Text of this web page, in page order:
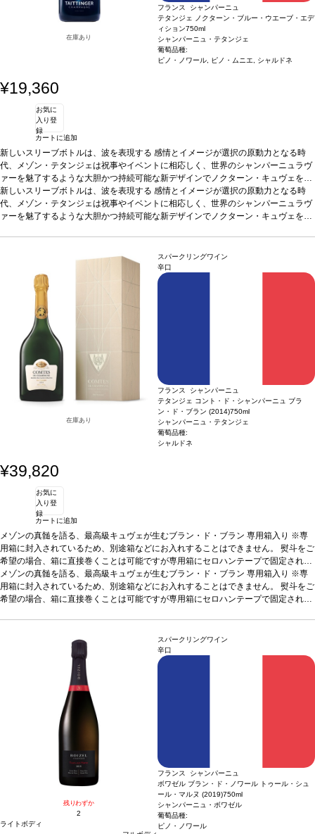
在庫あり
フランス シャンパーニュ
テタンジェ ノクターン・ブルー・ウエーブ・エデ
ィション750ml
シャンパーニュ・テタンジェ
葡萄品種:
ピノ・ノワール, ピノ・ムニエ, シャルドネ
¥19,360
お気に
入り登
録
カートに追加
新しいスリーブボトルは、波を表現する 感情とイメージが選択の原動力となる時
代、メゾン・テタンジェは祝事やイベントに相応しく、世界のシャンパーニュラヴ
ァーを魅了するような大胆かつ持続可能な新デザインでノクターン・キュヴェを刷
新夜を照らし彩るデザイン刺激的な夜のエネルギーを捉えている大胆なデザイン
は、動くスペクトログラムに着想し、輝く波と視覚的な脈動を想起させる。これ
は、最高潮の熱狂と静寂の狭間を行き来するナイトライフを、グラフィックな隠喩
で上品な模様が、夜になるとその魔法を解き放つ。あらゆる祝祭の瞬間を彩り、一
本一本のボトルを真のスペクタクルへと変え、人々を夢中にさせる。
込むシグネチャーワイン
ノクターン・ブルー・ウエーブ・エディションは、強烈で
印象的なビジュアルと独自の感覚体験を融合させ、目の肥えたシャンパーニュラヴ
ァーを魅了する。 パーティーで映える、光で波が躍動するスペクタクルなボトル
葡萄品種黄桃、ドライアプリコットの魅惑的なアロマを示す、輝く淡いイエローカ
ラー。レーズンやシロップ漬け果実の風味が口中を満たし、芳醇な甘み、滑らかな
クリーミーさが絶え間なく続く。
シャルドネ 40%
新しいスリーブボトルは、波を表現する 感情とイメージが選択の原動力となる時
代、メゾン・テタンジェは祝事やイベントに相応しく、世界のシャンパーニュラヴ
ァーを魅了するような大胆かつ持続可能な新デザインでノクターン・キュヴェを刷
は、最高潮の熱狂と静寂の狭間を行き来するナイトライフを、グラフィックな隠喩
として表現。ブラックライトを当てると、スリーブは独自インクにより光り輝き、
波は生き生きと動き出し、パーティーのリズムに合わせて振動する。 昼間は控えめ
で上品な模様が、夜になるとその魔法を解き放つ。あらゆる祝祭の瞬間を彩り、一
本一本のボトルを真のスペクタクルへと変え、人々を夢中にさせる。
込むシグネチャーワイン
印象的なビジュアルと独自の感覚体験を融合させ、目の肥えたシャンパーニュラヴ
葡萄品種
黄桃、ドライアプリコットの魅惑的なアロマを示す、輝く淡いイエローカ
ラー。レーズンやシロップ漬け果実の風味が口中を満たし、芳醇な甘み、滑らかな
クリーミーさが絶え間なく続く。
葡萄品種
シャルドネ 40%
在庫あり
スパークリングワイン
辛口
フランス シャンパーニュ
テタンジェ コント・ド・シャンパーニュ ブラ
ン・ド・ブラン (2014)750ml
シャンパーニュ・テタンジェ
葡萄品種:
シャルドネ
¥39,820
お気に
入り登
録
カートに追加
メゾンの真髄を語る、最高級キュヴェが生むブラン・ド・ブラン 専用箱入り ※専
用箱に封入されているため、別途箱などにお入れすることはできません。 熨斗をご
希望の場合、箱に直接巻くことは可能ですが専用箱にセロハンテープで固定されま
すので、ご了承ください。 熨斗をご希望の場合はコメント欄へ、結び(蝶結びor結
び切り)・上部表書き記載文言・下部お名入れの有無(入れる場合は記載名)をご指定
ください。テイスティングノート黄色と銀色がクリスタルのように輝き、きめ細
ゲ、ヘーゼルナッツ、アーモンドのトーストした風味が加わる。開くと柑橘類、白
い花、白果実、ボタニカルアロマの含みに、力強さが余すところなく表れる。口に
含むと、滑らかな泡に包み込まれ、落ち着いたパワーが感じられる。傑出した垂涎
のフレッシュさと見事なストラクチャーを持ち、洗練された苦味と塩味を含む長い
余韻のフィニッシュが続く。軽やかな要素が織りなす素晴らしいストラクチャー
に、洗練された苦味と塩の長い余韻が残る。
シーフード、甲殻類、魚の前菜などと好相性
メゾンの真髄を語る、最高級キュヴェが生むブラン・ド・ブラン 専用箱入り ※専
用箱に封入されているため、別途箱などにお入れすることはできません。 熨斗をご
希望の場合、箱に直接巻くことは可能ですが専用箱にセロハンテープで固定されま
テイスティングノート
黄色と銀色がクリスタルのように輝き、きめ細
やかで繊細な泡が滑らかに立ち上る。ノーズは石灰やミネラルが際立ち、テロワー
ルへの思いを馳せる。ブリオッシュやペイストリーが幅広く漂い、レモンメレン
ゲ、ヘーゼルナッツ、アーモンドのトーストした風味が加わる。開くと柑橘類、白
い花、白果実、ボタニカルアロマの含みに、力強さが余すところなく表れる。口に
含むと、滑らかな泡に包み込まれ、落ち着いたパワーが感じられる。傑出した垂涎
のフレッシュさと見事なストラクチャーを持ち、洗練された苦味と塩味を含む長い
余韻のフィニッシュが続く。軽やかな要素が織りなす素晴らしいストラクチャー
シーフード、甲殻類、魚の前菜などと好相性
残りわずか
2
ライトボディ
スパークリングワイン
辛口
フランス シャンパーニュ
ボワゼル ブラン・ド・ノワール トゥール・シュ
ール・マルヌ (2019)750ml
シャンパーニュ・ボワゼル
葡萄品種:
ピノ・ノワール